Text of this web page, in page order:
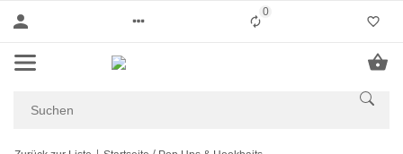
0Liste ist leer